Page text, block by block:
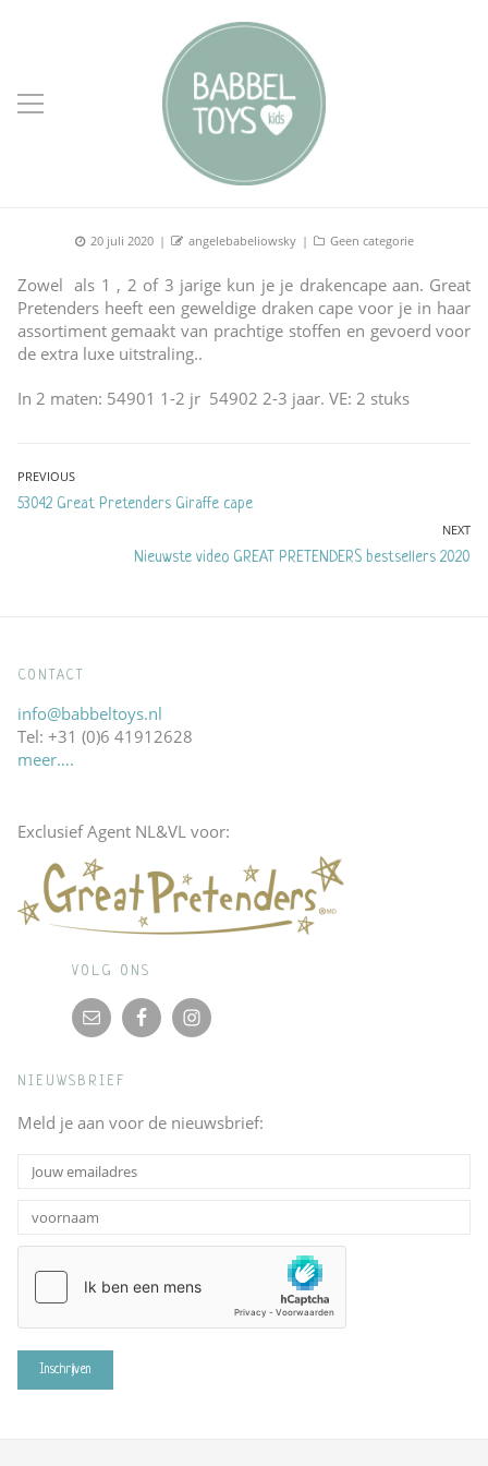
Posted
20 juli 2020 Author
angelebabeliowsky Categories
Geen categorie
Zowel als 1 , 2 of 3 jarige kun je je drakencape aan. Great
Pretenders heeft een geweldige draken cape voor je in haar
assortiment gemaakt van prachtige stoffen en gevoerd voor
de extra luxe uitstraling..
In 2 maten: 54901 1-2 jr 54902 2-3 jaar. VE: 2 stuks
Bericht
navigatie
PREVIOUS
Previous
53042 Great Pretenders Giraffe cape
NEXT
Next
Nieuwste video GREAT PRETENDERS bestsellers 2020
CONTACT
info@babbeltoys.nl
Tel: +31 (0)6 41912628
meer….
Exclusief Agent NL&VL voor:
VOLG ONS
NIEUWSBRIEF
Meld je aan voor de nieuwsbrief: